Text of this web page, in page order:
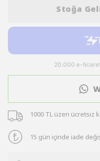
Stoğa
1000 TL üzeri ücretsiz
15 gün içinde iade